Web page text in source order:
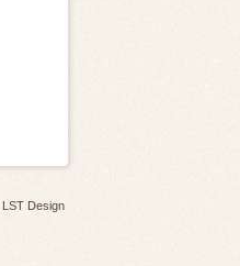
LST Design